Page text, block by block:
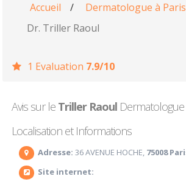
Accueil / Dermatologue à
Dr. Triller Raoul
1 Evaluation 7.9/10
Avis sur le Triller Raoul Dermatologue
Localisation et Informations
Adresse: 36 AVENUE HOCHE, 75008
Site internet: